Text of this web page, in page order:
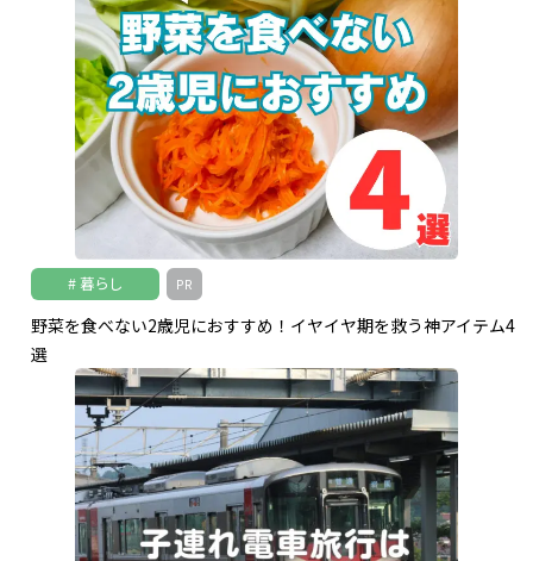
暮らし PR
野菜を食べない2歳児におすすめ！イヤイヤ期を救う神アイテム4
選